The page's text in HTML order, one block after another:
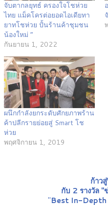
จับตากลยุทธ์ ครองใจโชห่วย
ไทย แม็คโครต่อยอดไอเดียทา
ยาทโชห่วย ปั้นร้านค้าชุมชน
น้องใหม่ “
กันยายน 1, 2022
ผนึกกำลังยกระดับศักยภาพร้าน
ค้าปลีกรายย่อยสู่ Smart โช
ห่วย
พฤศจิกายน 1, 2019
ก้าว
กับ 2 รางวัล "
"Best In-